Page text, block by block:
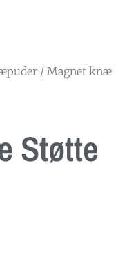
/ Magnet knæ
Støtte